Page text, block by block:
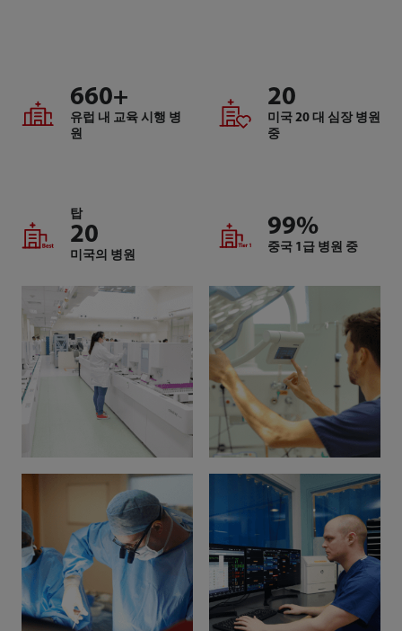
660+
유럽 내 교육 시행 병
원
20
미국 20 대 심장 병원
중
탑
20
미국의 병원
99%
중국 1급 병원 중